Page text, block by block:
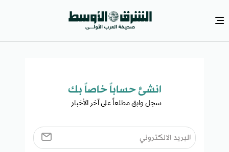
انشئ حساباً خاصاً بك​
سجل وابق مطلعاً على آخر الأخبار ​